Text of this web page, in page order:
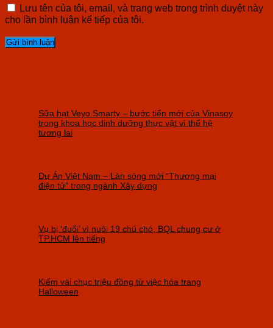
Lưu tên của tôi, email, và trang web trong trình duyệt này
cho lần bình luận kế tiếp của tôi.
Sữa hạt Veyo Smarty – bước tiến mới của Vinasoy
trong khoa học dinh dưỡng thực vật vì thế hệ
tương lai
Dự Án Việt Nam – Làn sóng mới “Thương mại
điện tử” trong ngành Xây dựng
Vụ bị ‘đuổi’ vì nuôi 19 chú chó, BQL chung cư ở
TP.HCM lên tiếng
Kiếm vài chục triệu đồng từ việc hóa trang
Halloween